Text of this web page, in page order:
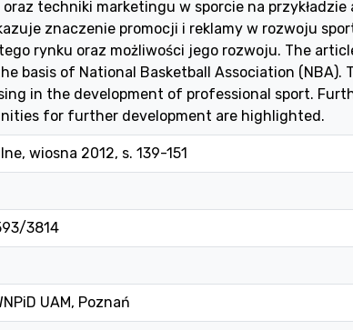
techniki marketingu w sporcie na
znaczenie promocji i reklamy w rozwoju
rynku oraz możliwości jego rozwoju. The
basis of National Basketball Association
in the development of professional sport.
for further development are highlighted.
wiosna 2012, s. 139-151
3814
UAM, Poznań